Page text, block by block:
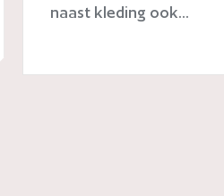
naast kleding ook...